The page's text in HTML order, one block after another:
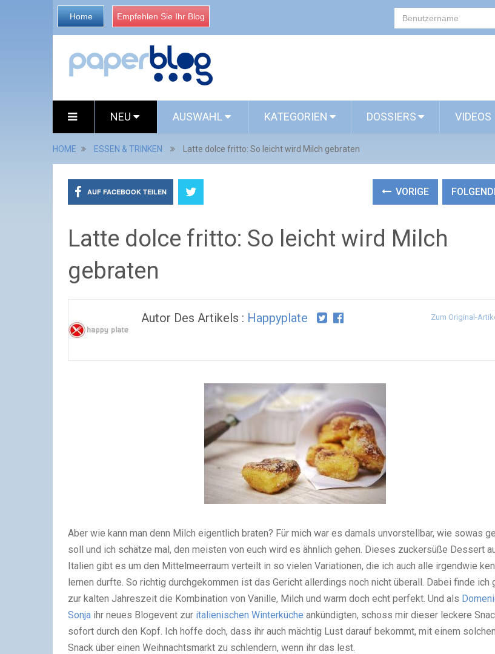
Home Empfehlen Sie Ihr Blog
NEU AUSWAHL KATEGORIEN DOSSIERS VIDEOS
HOME ESSEN & TRINKEN Latte dolce fritto: So leicht wird Milch gebraten
AUF FACEBOOK TEILEN VORIGE
Latte dolce fritto: So leicht wird Milch
gebraten
Autor Des Artikels : Happyplate Zum Original-
Aber wie kann man denn Milch eigentlich braten? Für mich war es damals unvorstellbar, wie sowas
soll und ich schätze mal, den meisten von euch wird es ähnlich gehen. Dieses zuckersüße Dessert
Italien gibt es um den Mittelmeerraum verteilt in so vielen Variationen, die ich auch alle irgendwie
lernen durfte. So richtig durchgekommen ist das Gericht allerdings noch nicht überall. Dabei finde ich
zur kalten Jahreszeit die Kombination von Vanille, Milch und warm doch echt perfekt. Und als
Sonja ihr neues Blogevent zur italienischen Winterküche ankündigten, schoss mir dieser leckere
sofort durch den Kopf. Ich hoffe doch, dass ihr auch mächtig Lust darauf bekommt, mit einem solchen
Snack über einen Weihnachtsmarkt zu schlendern, wenn ihr das lest.